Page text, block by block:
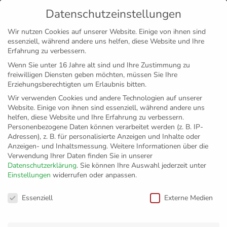
MENÜ
Disclaimer Impressum Datenschutz
Die Tagesform
Datenschutzeinstellungen
Wir nutzen Cookies auf unserer Website. Einige von ihnen sind
essenziell, während andere uns helfen, diese Website und Ihre
Erfahrung zu verbessern.
Wenn Sie unter 16 Jahre alt sind und Ihre Zustimmung zu
freiwilligen Diensten geben möchten, müssen Sie Ihre
Erziehungsberechtigten um Erlaubnis bitten.
Wir verwenden Cookies und andere Technologien auf unserer
Website. Einige von ihnen sind essenziell, während andere uns
helfen, diese Website und Ihre Erfahrung zu verbessern.
Personenbezogene Daten können verarbeitet werden (z. B. IP-
Adressen), z. B. für personalisierte Anzeigen und Inhalte oder
Anzeigen- und Inhaltsmessung. Weitere Informationen über die
Verwendung Ihrer Daten finden Sie in unserer
Datenschutzerklärung. Sie können Ihre Auswahl jederzeit unter
Einstellungen widerrufen oder anpassen.
Datenschutzeinstellungen
Essenziell Externe Medien